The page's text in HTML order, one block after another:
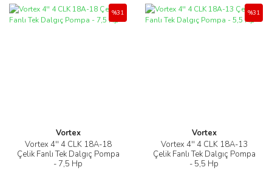
Vortex
Vortex 4'' 4 CLK 18A-18
Çelik Fanlı Tek Dalgıç Pompa
- 7,5 Hp
%31
Vortex
Vortex 4'' 4 CLK 18A-13
Çelik Fanlı Tek Dalgıç Pompa
- 5,5 Hp
%31